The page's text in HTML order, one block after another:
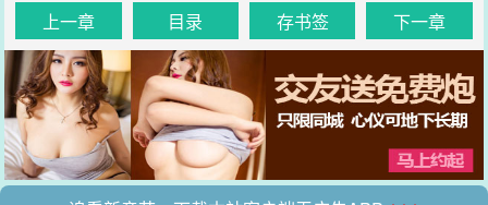
上一章 目录 存书签 下一章